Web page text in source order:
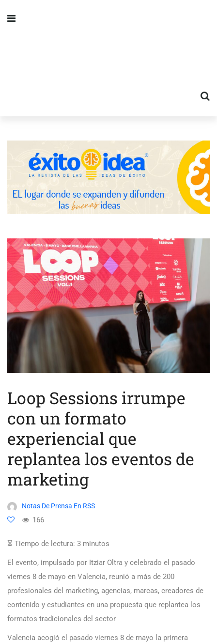
Loop Sessions irrumpe
con un formato
experiencial que
replantea los eventos de
marketing
Notas De Prensa En RSS
166
⏳ Tiempo de lectura: 3 minutos
El evento, impulsado por Itziar Oltra y celebrado el pasado
viernes 8 de mayo en Valencia, reunió a más de 200
profesionales del marketing, agencias, marcas, creadores de
contenido y estudiantes en una propuesta que replantea los
formatos tradicionales del sector
Valencia acogió el pasado viernes 8 de mayo la primera